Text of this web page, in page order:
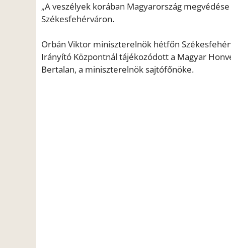
„A veszélyek korában Magyarország
Székesfehérváron.
Orbán Viktor miniszterelnök hétfőn
Irányító Központnál tájékozódott a Magyar
Bertalan, a miniszterelnök sajtófőnöke.